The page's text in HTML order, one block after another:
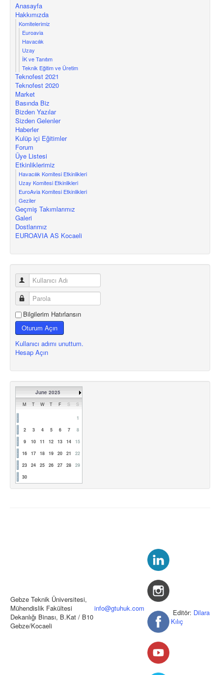
Anasayfa
Hakkımızda
Komitelerimiz
Euroavia
Havacılık
Uzay
İK ve Tanıtım
Teknik Eğitim ve Üretim
Teknofest 2021
Teknofest 2020
Market
Basında Biz
Bizden Yazılar
Sizden Gelenler
Haberler
Kulüp içi Eğitimler
Forum
Üye Listesi
Etkinliklerimiz
Havacılık Komitesi Etkinlikleri
Uzay Komitesi Etkinlikleri
EuroAvia Komitesi Etkinlikleri
Geziler
Geçmiş Takımlarımız
Galeri
Dostlarımız
EUROAVIA AS Kocaeli
Bilgilerim Hatırlansın
Oturum Açın
Kullanıcı adımı unuttum.
Hesap Açın
June 2025
M T W T F S S
1
2
3 4 5 6 7
8
9
10 11 12 13 14
15
16
17 18 19 20 21
22
23
24 25 26 27 28
29
30
Gebze Teknik Üniversitesi,
Mühendislik Fakültesi
Dekanlığı Binası, B.Kat / B10
Gebze/Kocaeli
info@gtuhuk.com Editör: Dilara
Kılıç